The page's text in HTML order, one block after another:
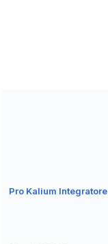
Pro Kalium